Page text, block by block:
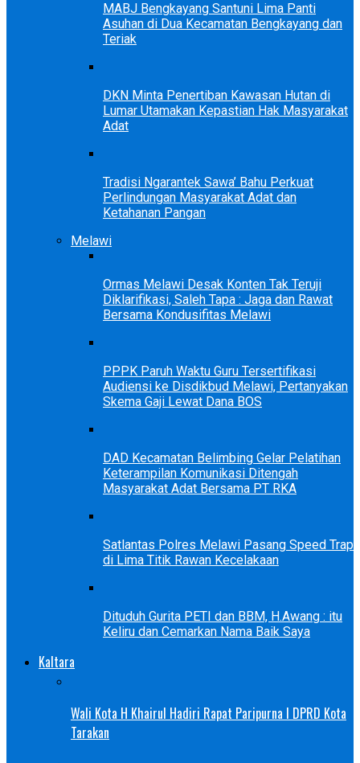
MABJ Bengkayang Santuni Lima Panti
Asuhan di Dua Kecamatan Bengkayang dan
Teriak
DKN Minta Penertiban Kawasan Hutan di
Lumar Utamakan Kepastian Hak Masyarakat
Adat
Tradisi Ngarantek Sawa’ Bahu Perkuat
Perlindungan Masyarakat Adat dan
Ketahanan Pangan
Melawi
Ormas Melawi Desak Konten Tak Teruji
Diklarifikasi, Saleh Tapa : Jaga dan Rawat
Bersama Kondusifitas Melawi
PPPK Paruh Waktu Guru Tersertifikasi
Audiensi ke Disdikbud Melawi, Pertanyakan
Skema Gaji Lewat Dana BOS
DAD Kecamatan Belimbing Gelar Pelatihan
Keterampilan Komunikasi Ditengah
Masyarakat Adat Bersama PT RKA
Satlantas Polres Melawi Pasang Speed Trap
di Lima Titik Rawan Kecelakaan
Dituduh Gurita PETI dan BBM, H.Awang : itu
Keliru dan Cemarkan Nama Baik Saya
Kaltara
Wali Kota H Khairul Hadiri Rapat Paripurna I DPRD Kota
Tarakan